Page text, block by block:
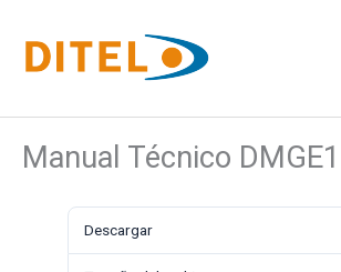
contenido
Manual Técnico
Descargar